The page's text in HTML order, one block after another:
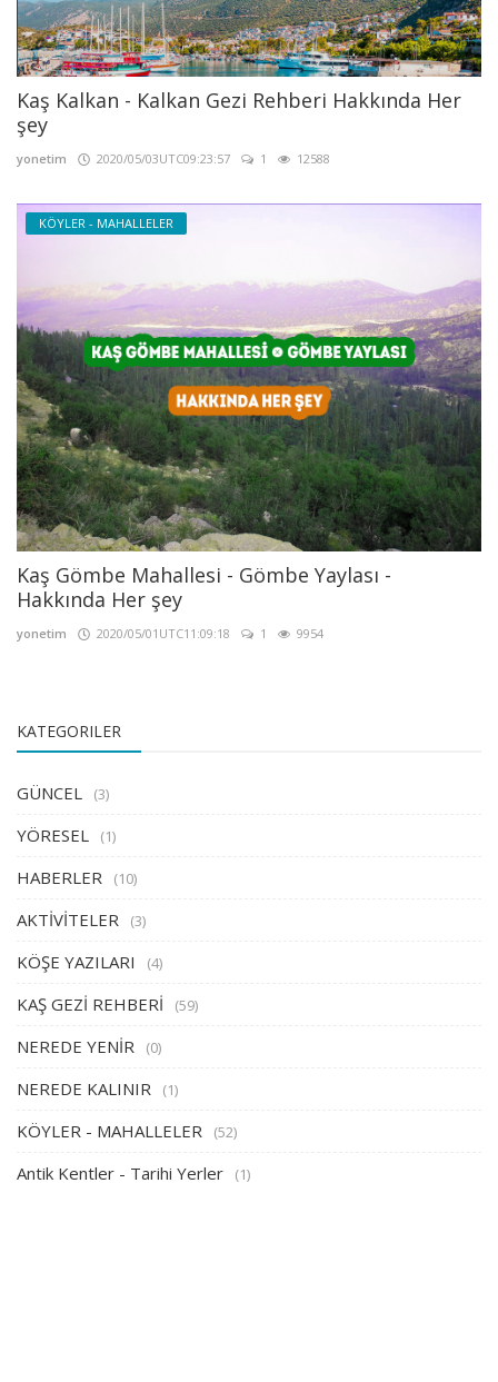
Kaş Kalkan - Kalkan Gezi Rehberi Hakkında Her
şey
yonetim 2020/05/03UTC09:23:57 1 12588
KÖYLER - MAHALLELER
Kaş Gömbe Mahallesi - Gömbe Yaylası -
Hakkında Her şey
yonetim 2020/05/01UTC11:09:18 1 9954
KATEGORILER
GÜNCEL (3)
YÖRESEL (1)
HABERLER (10)
AKTİVİTELER (3)
KÖŞE YAZILARI (4)
KAŞ GEZİ REHBERİ (59)
NEREDE YENİR (0)
NEREDE KALINIR (1)
KÖYLER - MAHALLELER (52)
Antik Kentler - Tarihi Yerler (1)